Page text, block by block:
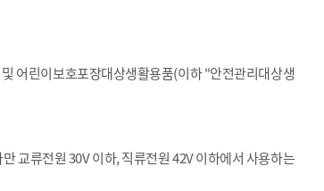
어린이보호포장대상생활용품(이하 "안전관리대상생
교류전원 30V 이하, 직류전원 42V 이하에서 사용하는